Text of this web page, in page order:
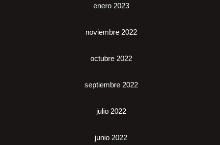
enero 2023
noviembre 2022
octubre 2022
septiembre 2022
julio 2022
junio 2022